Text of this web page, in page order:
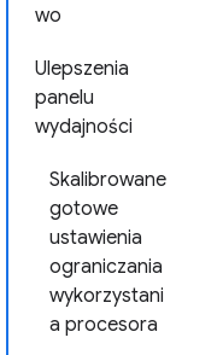
wo
Ulepszenia
panelu
wydajności
Skalibrowane
gotowe
ustawienia
ograniczania
wykorzystani
a procesora